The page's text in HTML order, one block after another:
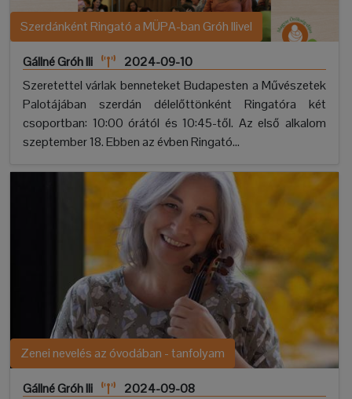
Szerdánként Ringató a MÜPA-ban Gróh Ilivel
Gállné Gróh Ili
2024-09-10
Szeretettel várlak benneteket Budapesten a Művészetek
Palotájában szerdán délelőttönként Ringatóra két
csoportban: 10:00 órától és 10:45-től. Az első alkalom
szeptember 18. Ebben az évben Ringató...
Zenei nevelés az óvodában - tanfolyam
Gállné Gróh Ili 2024-09-08